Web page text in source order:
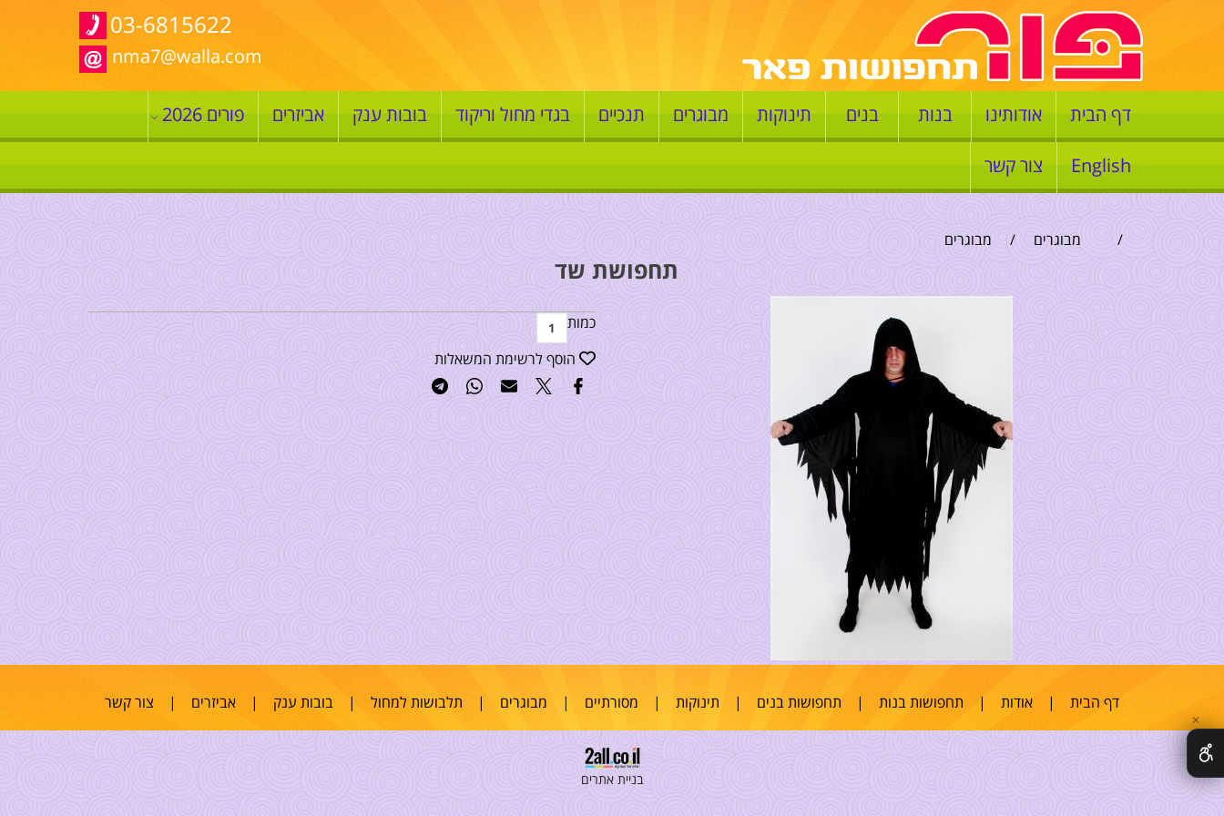
03-6815622
nma7@walla.com
דף הבית אודותינו בנות בנים תינוקות מבוגרים תנכיים בגדי מחול וריקוד בובות ענק אביזרים פורים 2026
English צור קשר
/ מבוגרים / מבוגרים
תחפושת שד
כמות
הוסף לרשימת המשאלות
דף הבית | אודות | תחפושות בנות | תחפושות בנים | תינוקות | מסורתיים | מבוגרים | תלבושות למחול | בובות ענק | אביזרים | צור קשר
בניית אתרים
✕